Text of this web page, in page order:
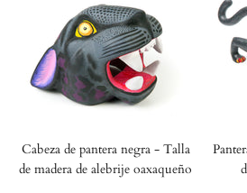
Cabeza de pantera negra - Talla
de madera de alebrije oaxaqueño